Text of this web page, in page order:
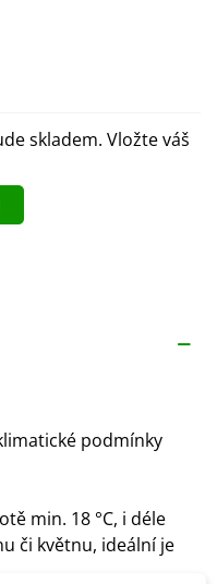
skladem. Vložte váš
podmínky
min. 18 °C, i déle
či květnu, ideální je